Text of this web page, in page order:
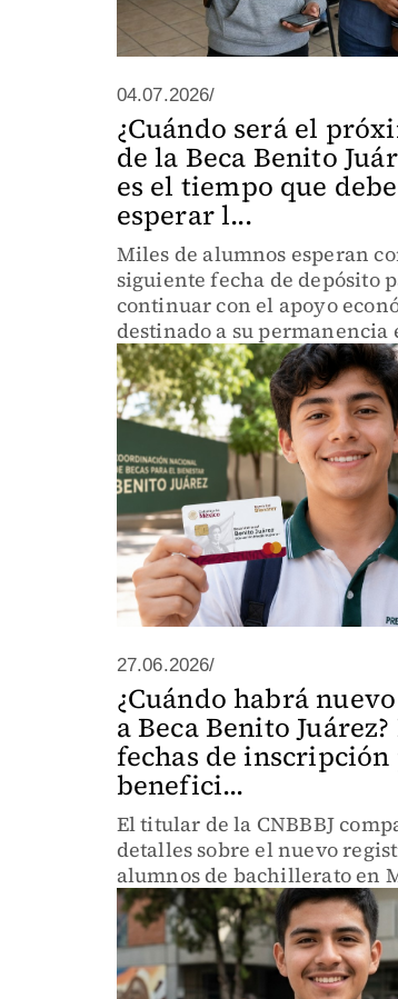
04.07.2026/
¿Cuándo será el
de la Beca Benito
es el tiempo que
esperar l...
Miles de alumnos esperan
siguiente fecha de depósito
continuar con el apoyo
destinado a su permanencia
27.06.2026/
¿Cuándo habrá
a Beca Benito
fechas de inscripción
benefici...
El titular de la CNBBBJ
detalles sobre el nuevo
alumnos de bachillerato en